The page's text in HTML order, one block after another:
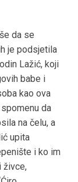
da se
je podsjetila
Lažić, koji
babe i
kao ova
da
na čelu, a
upita
i ko im
živce,